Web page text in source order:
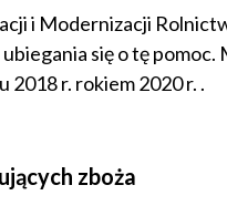
i Modernizacji
się o tę
2018 r. rokiem 2020 r. .
zboża